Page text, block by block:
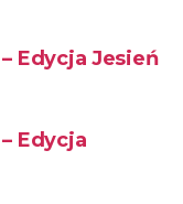
Edycja Jesień
Edycja